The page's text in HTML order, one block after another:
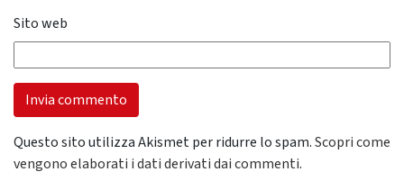
Sito web
Questo sito utilizza Akismet per ridurre lo spam.Scopri come
vengono elaborati i dati derivati dai commenti.